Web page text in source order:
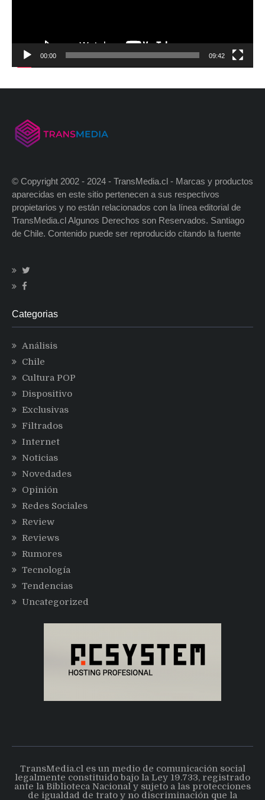
00:00 09:42
© Copyright 2002 - 2024 - TransMedia.cl - Marcas y productos
aparecidas en este sitio pertenecen a sus respectivos
propietarios y no están relacionados con la línea editorial de
TransMedia.cl Algunos Derechos son Reservados. Santiago
de Chile. Contenido puede ser reproducido citando la fuente
Categorias
Análisis
Chile
Cultura POP
Dispositivo
Exclusivas
Filtrados
Internet
Noticias
Novedades
Opinión
Redes Sociales
Review
Reviews
Rumores
Tecnología
Tendencias
Uncategorized
TransMedia.cl es un medio de comunicación social
legalmente constituido bajo la Ley 19.733, registrado
ante la Biblioteca Nacional y sujeto a las protecciones
de igualdad de trato y no discriminación que la